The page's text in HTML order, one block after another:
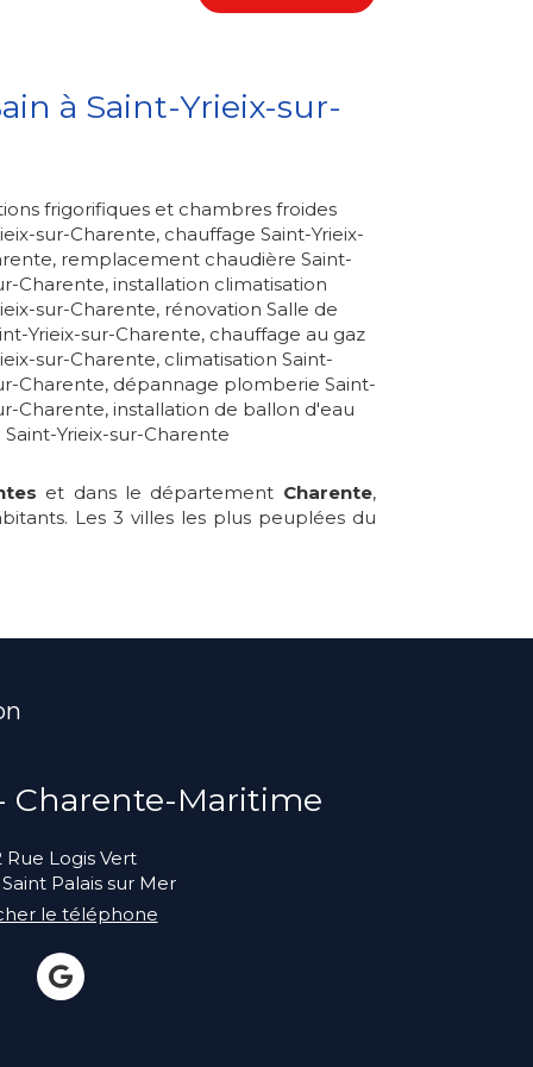
à Saint-Yrieix-sur-
frigorifiques et chambres froides
sur-Charente, chauffage Saint-Yrieix-
, remplacement chaudière Saint-
Charente, installation climatisation
sur-Charente, rénovation Salle de
Yrieix-sur-Charente, chauffage au gaz
sur-Charente, climatisation Saint-
Charente, dépannage plomberie Saint-
Charente, installation de ballon d'eau
Yrieix-sur-Charente
et dans le département Charente,
Les 3 villes les plus peuplées du
Charente-Maritime
Rue Logis Vert
Saint Palais sur Mer
le téléphone